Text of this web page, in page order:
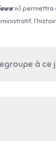
») permettra
à ce